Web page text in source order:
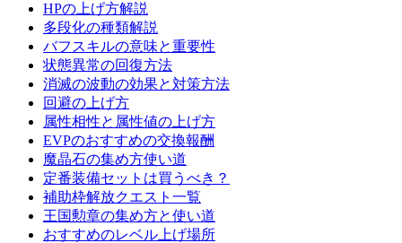
HPの上げ方解説
多段化の種類解説
バフスキルの意味と重要性
状態異常の回復方法
消滅の波動の効果と対策方法
回避の上げ方
属性相性と属性値の上げ方
EVPのおすすめの交換報酬
魔晶石の集め方使い道
定番装備セットは買うべき？
補助枠解放クエスト一覧
王国勲章の集め方と使い道
おすすめのレベル上げ場所